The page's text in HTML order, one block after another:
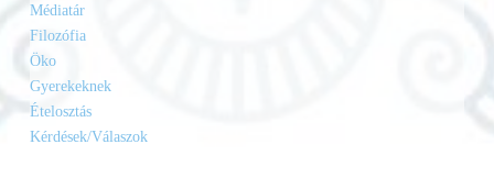
Médiatár
Filozófia
Öko
Gyerekeknek
Ételosztás
Kérdések/Válaszok